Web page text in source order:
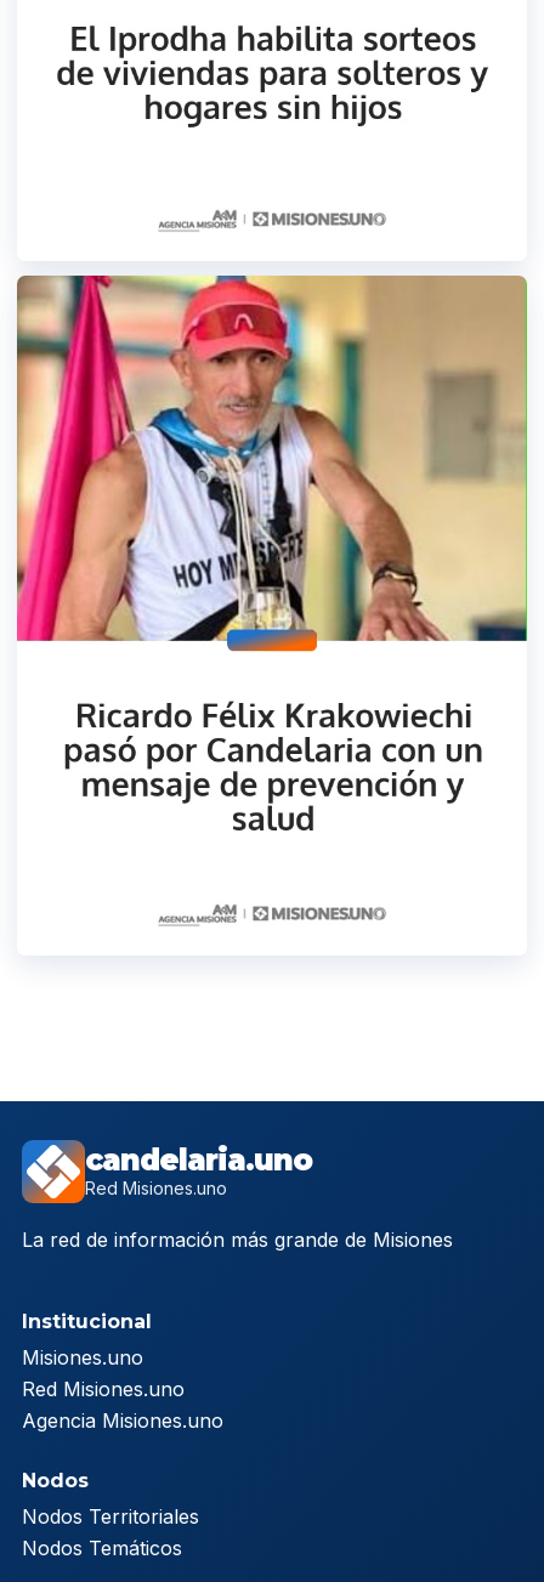
candelaria.uno
Red Misiones.uno
La red de información más grande de Misiones
Institucional
Misiones.uno
Red Misiones.uno
Agencia Misiones.uno
Nodos
Nodos Territoriales
Nodos Temáticos